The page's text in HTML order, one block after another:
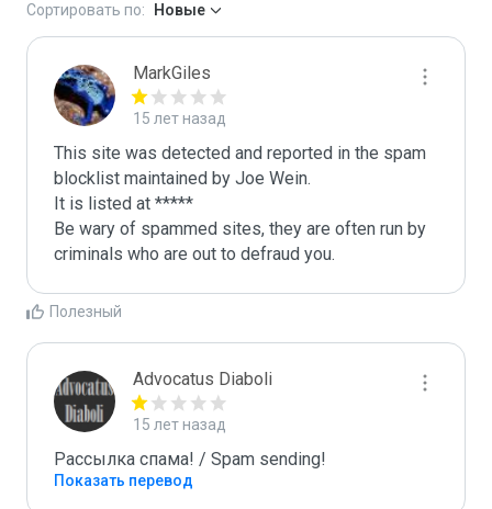
Сортировать по: Новые
MarkGiles
15 лет назад
This site was detected and reported in the spam
blocklist maintained by Joe Wein.
It is listed at *****
Be wary of spammed sites, they are often run by
criminals who are out to defraud you.
Полезный
Advocatus Diaboli
15 лет назад
Рассылка спама! / Spam sending!
Показать перевод